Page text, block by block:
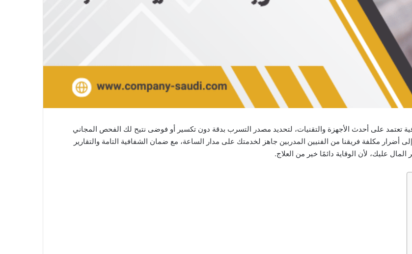
تعتمد على أحدث الأجهزة والتقنيات، لتحديد مصدر التسرب بدقة دون تكسير أو فوضى نتيح لك الفحص المجاني
أضرار مكلفة فريقنا من الفنيين المدربين جاهز لخدمتك على مدار الساعة، مع ضمان الشفافية التامة والتقارير
عليك، لأن الوقاية دائمًا خير من العلاج.